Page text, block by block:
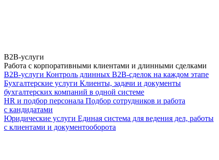
B2B-услуги
Работа с корпоративными клиентами и длинными сделками
B2B-услуги Контроль длинных B2B-сделок на каждом этапе
Бухгалтерские услуги Клиенты, задачи и документы
бухгалтерских компаний в одной системе
HR и подбор персонала Подбор сотрудников и работа
с кандидатами
Юридические услуги Единая система для ведения дел, работы
с клиентами и документооборота